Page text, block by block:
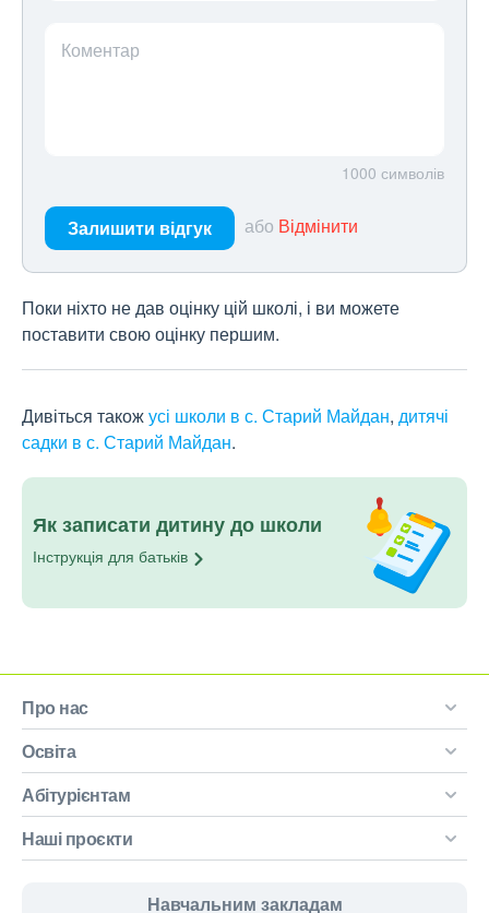
Коментар
1000 символів
Залишити відгук або Відмінити
Поки ніхто не дав оцінку цій школі, і ви можете
поставити свою оцінку першим.
Дивіться такожусі школи в с. Старий Майдан, дитячі
садки в с. Старий Майдан.
Як записати дитину до школи
Інструкція для батьків
Про нас
Освіта
Абітурієнтам
Наші проєкти
Навчальним закладам